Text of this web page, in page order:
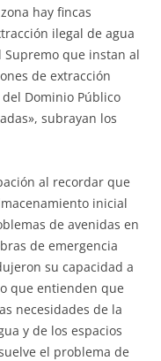
hay fincas
ilegal de agua
que instan al
de extracción
Dominio Público
subrayan los
al recordar que
inicial
de avenidas en
de emergencia
su capacidad a
que entienden que
necesidades de la
y de los espacios
el problema de